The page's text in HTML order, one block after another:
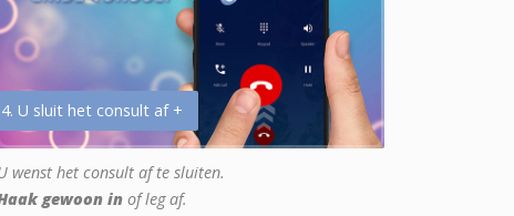
4. U sluit het consult af +
wenst het consult af te sluiten.
gewoon in of leg af.